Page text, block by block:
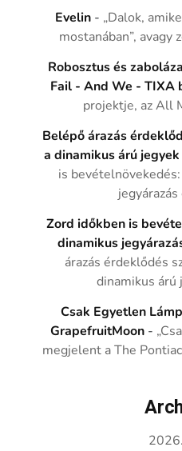
Evelin - „Dalok,
mostanában”, avagy
Robosztus és
Fail - And We - TIXA
projektje, az All
Belépő árazás
a dinamikus árú
is
Zord időkben is
dinamikus
árazás érdeklődés
dinamikus árú
Csak Egyetlen
GrapefruitMoon -
megjelent a The